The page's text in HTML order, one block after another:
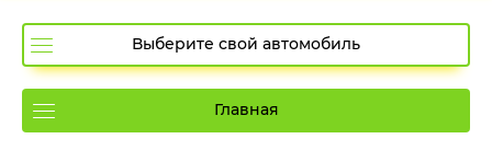
Выберите свой автомобиль
Главная